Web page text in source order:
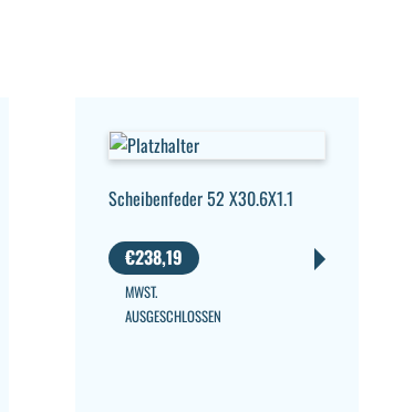
Scheibenfeder 52 X30.6X1.1
€238,19
MWST.
AUSGESCHLOSSEN